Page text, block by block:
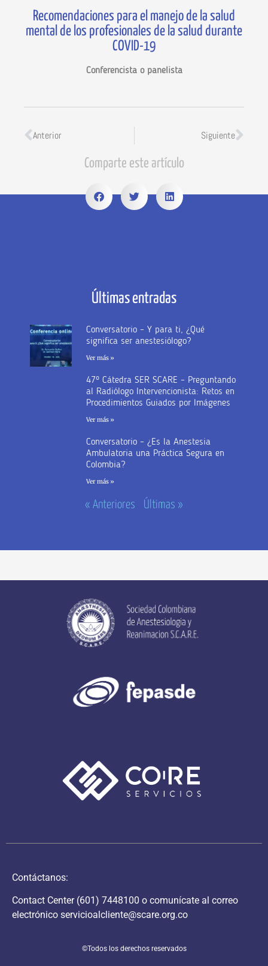
Recomendaciones para el manejo de la salud
mental de los profesionales de la salud durante
COVID-19
Conferencista o panelista
Anterior Siguiente
Comparte este artículo
Últimas entradas
Conversatorio – Y para ti, ¿Qué
significa ser anestesiólogo?
Ver más »
47º Cátedra SER SCARE – Preguntando
al Radiólogo Intervencionista: Retos en
Procedimientos Guiados por Imágenes
Ver más »
Conversatorio – ¿Es la Anestesia
Ambulatoria una Práctica Segura en
Colombia?
Ver más »
« Anteriores Últimas »
Contáctanos:
Contact Center (601) 7448100 o comunícate al correo
electrónico servicioalcliente@scare.org.co
©Todos los derechos reservados